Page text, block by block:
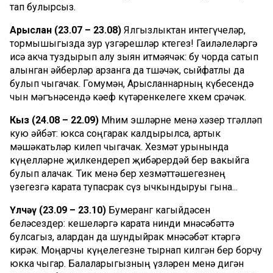
тап булырсыз.
Арыслан (23.07 – 23.08) Ялгызлыктан интегүчеләр,
тормышыгызда зур үзгәрешләр көтегез! Гаиләлеләргә
исә акча туздырып алу зыян итмәячәк: бу чорда сатып
алынган әйберләр арзанга да төшәчәк, сыйфатлы да
булып чыгачак. Гомумән, Арысланнарның күбесендә
чын мәгънәсендә кәеф күтәренкелеге хөкем сөрәчәк.
Кыз (24.08 – 22.09) Мөһим эшләрне менә хәзер төгәлләп
кую әйбәт: юкса соңгарак калдырылса, артык
мәшәкатьләр килеп чыгачак. Хезмәт урынында
күңелләрне җилкендереп җибәрердәй бер вакыйга
булып алачак. Тик менә бер хезмәттәшегезнең
үзегезгә карата тупасрак сүз ычкындыруы гына...
Үлчәү (23.09 – 23.10) Бумеранг кагыйдәсен
беләсездер: кешеләргә карата нинди мөнәсәбәттә
булсагыз, алардан да шундыйрак мөнәсәбәт көтәргә
кирәк. Моңарчы күңелегезне тырнап килгән бер борчу
юкка чыгар. Балаларыгызның үзләрен менә дигән